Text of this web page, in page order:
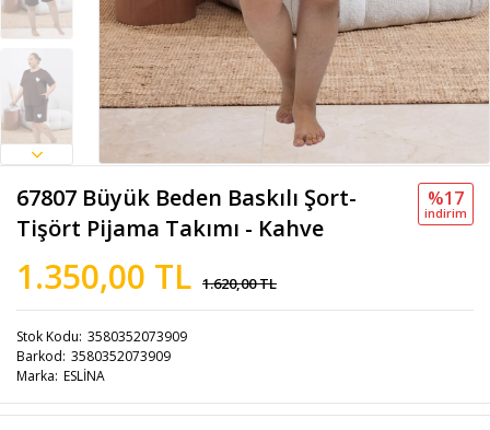
67807 Büyük Beden Baskılı Şort-
Tişört Pijama Takımı - Kahve
1.350,00 TL 1.620,00 TL
%17
i̇ndi̇ri̇m
Stok Kodu 3580352073909
Barkod 3580352073909
Marka ESLİNA